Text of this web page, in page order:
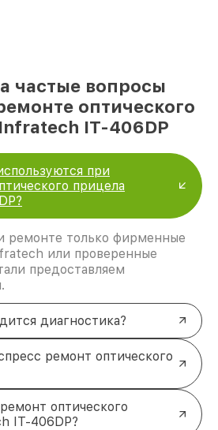
частые вопросы
оптического
IT-406DP
при
прицела
ремонте только фирменные
или проверенные
предоставляем
диагностика?
ремонт оптического
оптического
IT-406DP?